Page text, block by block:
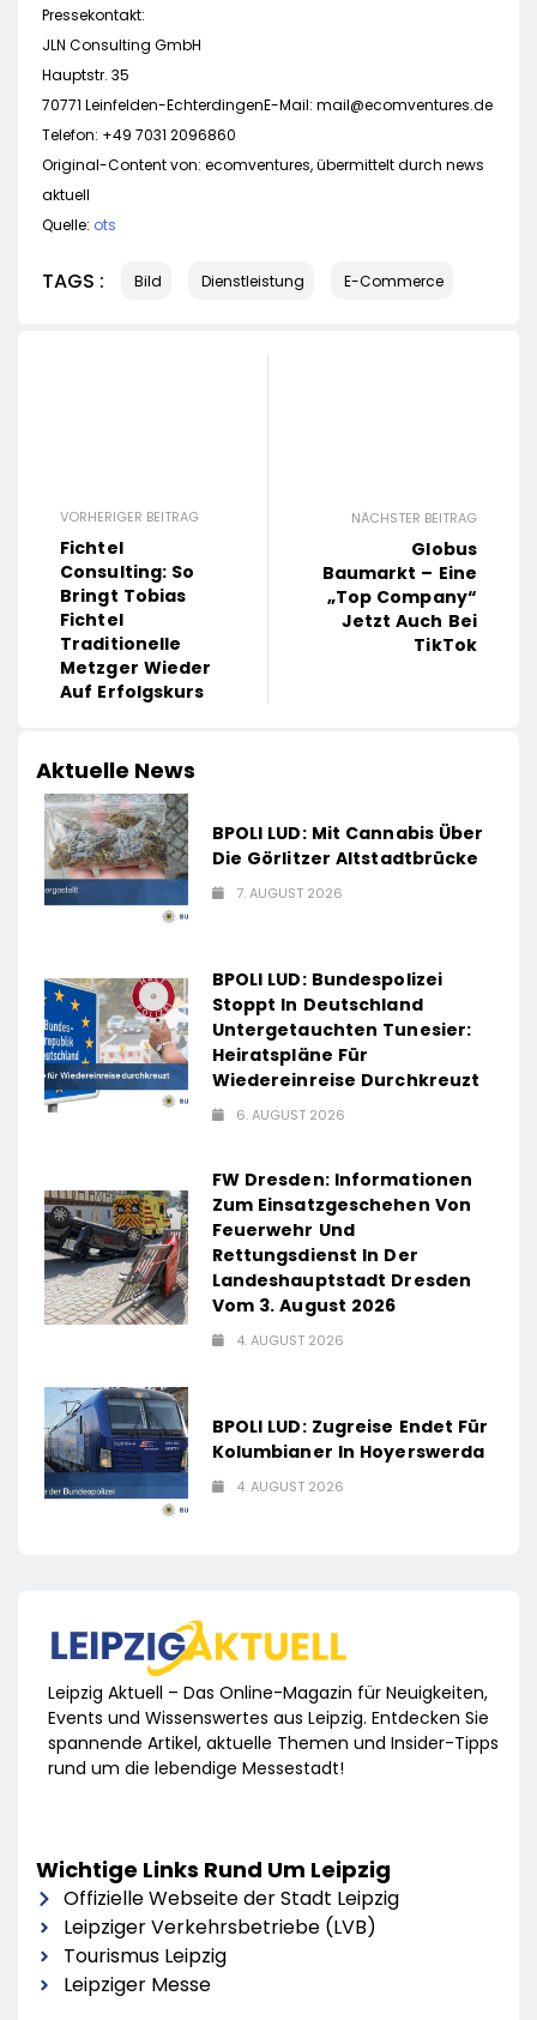
Pressekontakt:
JLN Consulting GmbH
Hauptstr. 35
70771 Leinfelden-EchterdingenE-Mail: mail@ecomventures.de
Telefon: +49 7031 2096860
Original-Content von: ecomventures, übermittelt durch news
aktuell
Quelle: ots
TAGS : Bild Dienstleistung E-Commerce
VORHERIGER BEITRAG
Fichtel
Consulting: So
Bringt Tobias
Fichtel
Traditionelle
Metzger Wieder
Auf Erfolgskurs
NÄCHSTER BEITRAG
Globus
Baumarkt – Eine
„Top Company“
Jetzt Auch Bei
TikTok
Aktuelle News
BPOLI LUD: Mit Cannabis Über
Die Görlitzer Altstadtbrücke
7. AUGUST 2026
BPOLI LUD: Bundespolizei
Stoppt In Deutschland
Untergetauchten Tunesier:
Heiratspläne Für
Wiedereinreise Durchkreuzt
6. AUGUST 2026
FW Dresden: Informationen
Zum Einsatzgeschehen Von
Feuerwehr Und
Rettungsdienst In Der
Landeshauptstadt Dresden
Vom 3. August 2026
4. AUGUST 2026
BPOLI LUD: Zugreise Endet Für
Kolumbianer In Hoyerswerda
4. AUGUST 2026
Leipzig Aktuell – Das Online-Magazin für Neuigkeiten,
Events und Wissenswertes aus Leipzig. Entdecken Sie
spannende Artikel, aktuelle Themen und Insider-Tipps
rund um die lebendige Messestadt!
Wichtige Links Rund Um Leipzig
Offizielle Webseite der Stadt Leipzig
Leipziger Verkehrsbetriebe (LVB)
Tourismus Leipzig
Leipziger Messe